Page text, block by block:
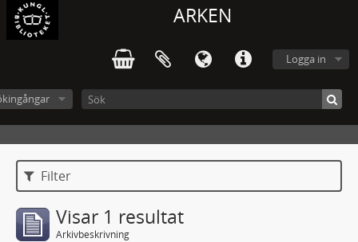
ARKEN
Logga in
Filter
Visar 1 resultat
Arkivbeskrivning